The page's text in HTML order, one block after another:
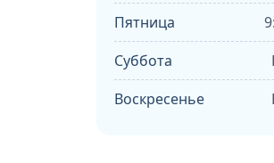
Пятница
Суббота
Воскресенье